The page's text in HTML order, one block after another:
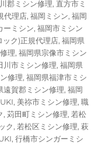
郡ミシン修理, 直方市ミ
代理店,福岡ミシン,福岡
ーミシン,福岡市ミシン
ク)正規代理店,福岡県
理,福岡県宗像市ミシン
川市ミシン修理,福岡県
修理,福岡県福津市ミシ
遠賀郡ミシン修理,福岡
, 美祢市ミシン修理,職
,苅田町ミシン修理, 若松
ク, 若松区ミシン修理,萩
,行橋市シンガーミシ